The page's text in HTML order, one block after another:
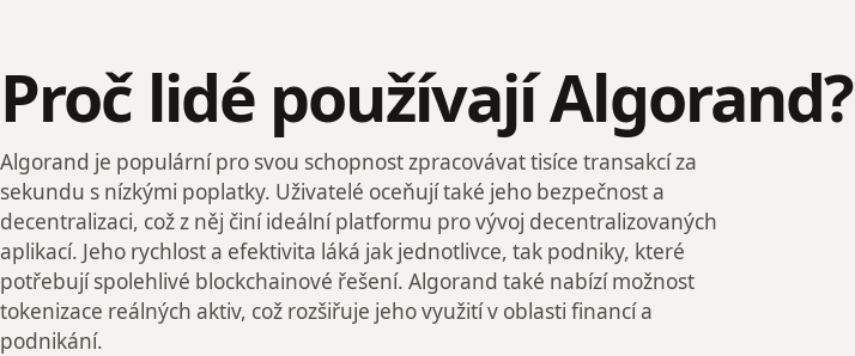
Proč lidé používají Algorand?
Algorand je populární pro svou schopnost zpracovávat tisíce transakcí za
sekundu s nízkými poplatky. Uživatelé oceňují také jeho bezpečnost a
decentralizaci, což z něj činí ideální platformu pro vývoj decentralizovaných
aplikací. Jeho rychlost a efektivita láká jak jednotlivce, tak podniky, které
potřebují spolehlivé blockchainové řešení. Algorand také nabízí možnost
tokenizace reálných aktiv, což rozšiřuje jeho využití v oblasti financí a
podnikání.